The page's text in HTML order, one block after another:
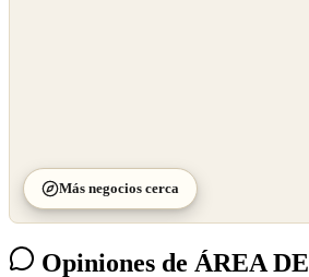
Más negocios cerca
Opiniones de ÁREA DE